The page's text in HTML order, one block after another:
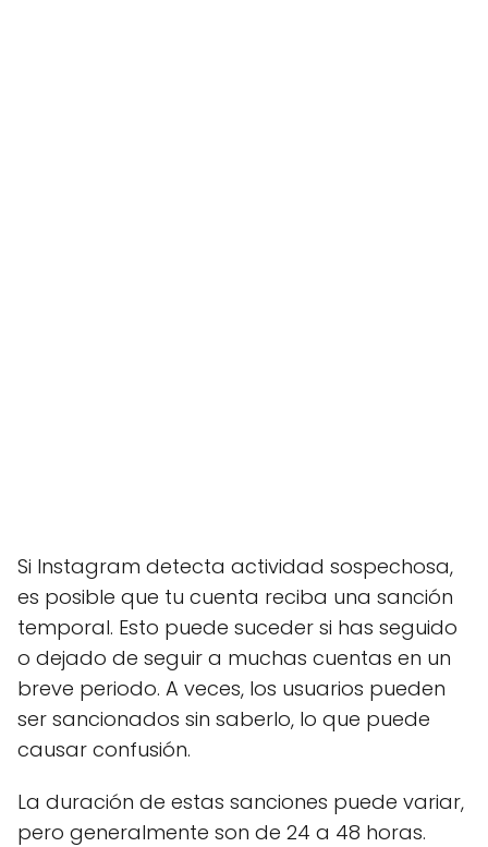
Si Instagram detecta actividad sospechosa,
es posible que tu cuenta reciba una sanción
temporal. Esto puede suceder si has seguido
o dejado de seguir a muchas cuentas en un
breve periodo. A veces, los usuarios pueden
ser sancionados sin saberlo, lo que puede
causar confusión.
La duración de estas sanciones puede variar,
pero generalmente son de 24 a 48 horas.